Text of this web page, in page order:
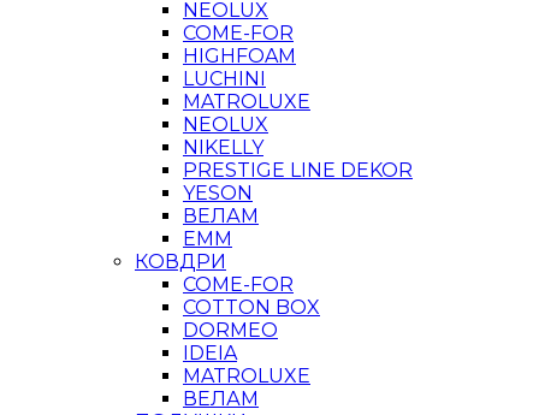
NEOLUX
COME-FOR
HIGHFOAM
LUCHINI
MATROLUXE
NEOLUX
NIKELLY
PRESTIGE LINE DEKOR
YESON
ВЕЛАМ
ЕММ
КОВДРИ
COME-FOR
COTTON BOX
DORMEO
IDEIA
MATROLUXE
ВЕЛАМ